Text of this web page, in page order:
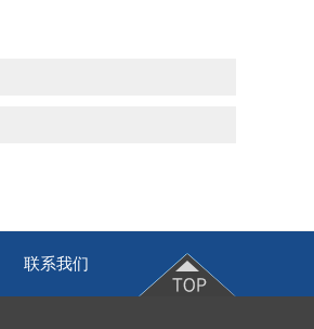
联系我们